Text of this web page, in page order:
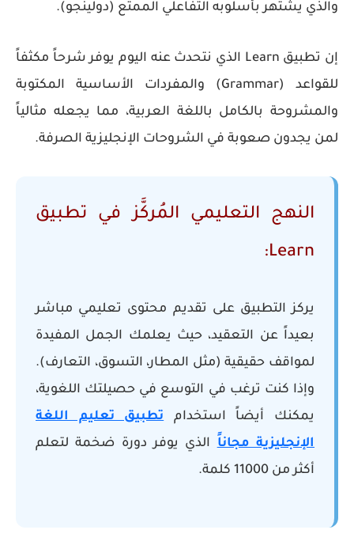
والذي يشتهر بأسلوبه التفاعلي الممتع (دولينجو).
إن تطبيق Learn الذي نتحدث عنه اليوم يوفر شرحاً مكثفاً
للقواعد (Grammar) والمفردات الأساسية المكتوبة
والمشروحة بالكامل باللغة العربية، مما يجعله مثالياً
لمن يجدون صعوبة في الشروحات الإنجليزية الصرفة.
النهج التعليمي المُركَّز في تطبيق
Learn:
يركز التطبيق على تقديم محتوى تعليمي مباشر
بعيداً عن التعقيد، حيث يعلمك الجمل المفيدة
لمواقف حقيقية (مثل المطار، التسوق، التعارف).
وإذا كنت ترغب في التوسع في حصيلتك اللغوية،
يمكنك أيضاً استخدامتطبيق تعليم اللغة
الإنجليزية مجاناًالذي يوفر دورة ضخمة لتعلم
أكثر من 11000 كلمة.